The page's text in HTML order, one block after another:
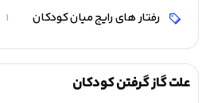
رفتار های رایج میان کودکان 1
علت گاز گرفتن کودکان